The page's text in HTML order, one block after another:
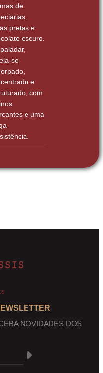
de
pretas e
escuro.
se
e
com
e uma
NOVIDADES DOS